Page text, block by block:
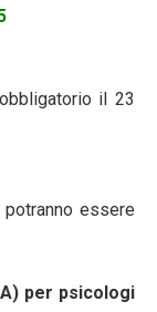
il 23
essere
per psicologi